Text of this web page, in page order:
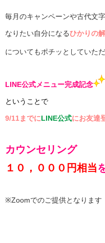
毎月のキャンペーンや古代文
なりたい自分になるひかりの
についてもポチッとしていた
LINE公式メニュー完成記念
ということで
9/11までにLINE公式にお友達
カウンセリング
１０，０００円相当
※Zoomでのご提供となります